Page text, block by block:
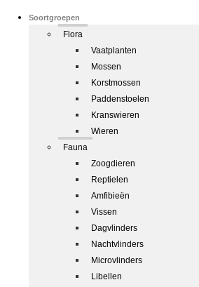
Soortgroepen
Flora
Vaatplanten
Mossen
Korstmossen
Paddenstoelen
Kranswieren
Wieren
Fauna
Zoogdieren
Reptielen
Amfibieën
Vissen
Dagvlinders
Nachtvlinders
Microvlinders
Libellen